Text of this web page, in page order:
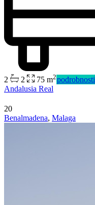
2 2 75 m2podrobnosti
Andalusia Real
20
Benalmadena, Malaga